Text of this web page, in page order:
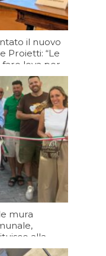
il nuovo
Proietti: “Le
fare leva per
mura
alla
la